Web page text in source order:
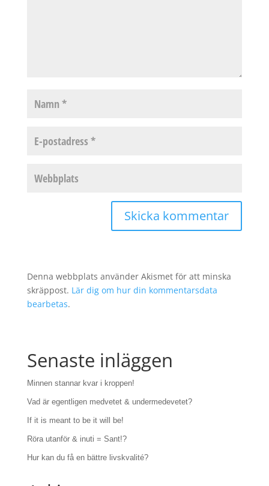
Denna webbplats använder Akismet för att minska
skräppost. Lär dig om hur din kommentarsdata
bearbetas.
Senaste inläggen
Minnen stannar kvar i kroppen!
Vad är egentligen medvetet & undermedevetet?
If it is meant to be it will be!
Röra utanför & inuti = Sant!?
Hur kan du få en bättre livskvalité?